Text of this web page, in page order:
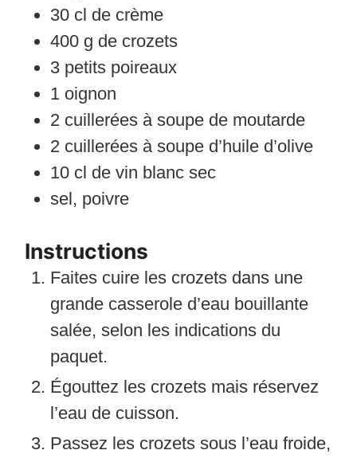
30 cl de crème
400 g de crozets
3 petits poireaux
1 oignon
2 cuillerées à soupe de moutarde
2 cuillerées à soupe d’huile d’olive
10 cl de vin blanc sec
sel, poivre
Instructions
Faites cuire les crozets dans une
grande casserole d’eau bouillante
salée, selon les indications du
paquet.
Égouttez les crozets mais réservez
l’eau de cuisson.
Passez les crozets sous l’eau froide,